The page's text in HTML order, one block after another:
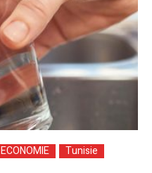
ECONOMIE Tunisie